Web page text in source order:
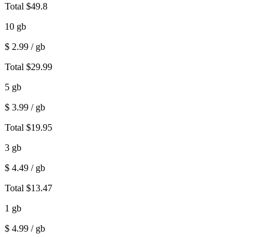
Total $49.8
10 gb
$ 2.99 / gb
Total $29.99
5 gb
$ 3.99 / gb
Total $19.95
3 gb
$ 4.49 / gb
Total $13.47
1 gb
$ 4.99 / gb